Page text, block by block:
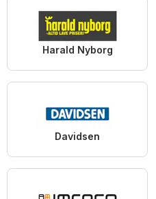
Harald Nyborg
Davidsen